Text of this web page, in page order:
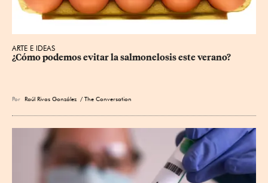
ARTE E IDEAS
¿Cómo podemos evitar la salmonelosis este verano?
Por Raúl Rivas González / The Conversation